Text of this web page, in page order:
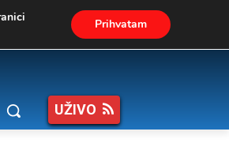
UŽIVO
Prihvatam